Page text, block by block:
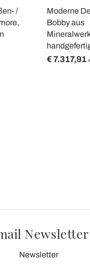
/
Moderne
Bobby aus
€ 7.317,91
Newsletter
Newsletter